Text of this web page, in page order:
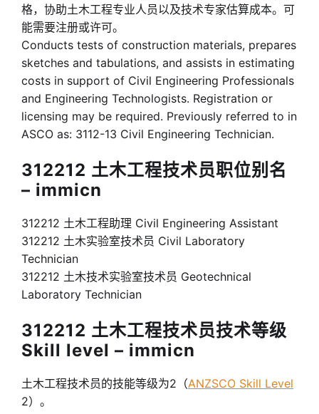
格，协助土木工程专业人员以及技术专家估算成本。可
能需要注册或许可。
Conducts tests of construction materials, prepares
sketches and tabulations, and assists in estimating
costs in support of Civil Engineering Professionals
and Engineering Technologists. Registration or
licensing may be required. Previously referred to in
ASCO as: 3112-13 Civil Engineering Technician.
312212 土木工程技术员职位别名
– immicn
312212 土木工程助理 Civil Engineering Assistant
312212 土木实验室技术员 Civil Laboratory
Technician
312212 土木技术实验室技术员 Geotechnical
Laboratory Technician
312212 土木工程技术员技术等级
Skill level – immicn
土木工程技术员的技能等级为2（ANZSCO Skill Level
2）。